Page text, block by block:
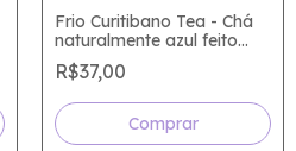
Frio Curitibano Tea - Chá
naturalmente azul feito
com geada, friaca e frio
do djanho
R$37,00